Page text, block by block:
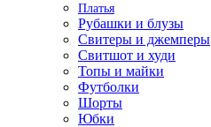
Платья
Рубашки и блузы
Свитеры и джемперы
Свитшот и худи
Топы и майки
Футболки
Шорты
Юбки